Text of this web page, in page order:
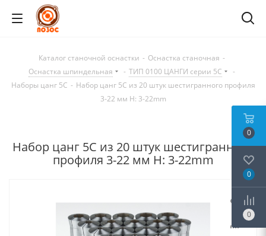
Каталог станочной оснастки - Оснастка станочная -
Оснастка шпиндельная
- ТИП 0100 ЦАНГИ серии 5C
-
Наборы цанг 5C - Набор цанг 5C из 20 штук шестигранного профиля
3-22 мм H: 3-22mm
Набор цанг 5C из 20 штук шестигранного
профиля 3-22 мм H: 3-22mm
0
0
0